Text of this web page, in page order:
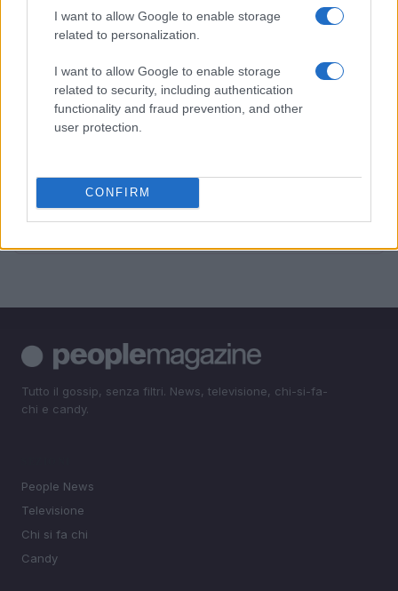
I want to allow Google to enable storage
related to personalization.
I want to allow Google to enable storage
related to security, including authentication
functionality and fraud prevention, and other
user protection.
CONFIRM
L’estate che ci insegna a fiorire
conquista la moda internazionale
Ballando con le Stelle 2026: chi sostituirà Selvaggia
Lucarelli e le novità clamorose
5
Guardare troppa televisione in età adulta può
modificare la struttura cerebrale
Tutto il gossip, senza filtri. News, televisione, chi-si-fa-
chi e candy.
People News
Televisione
Chi si fa chi
Candy